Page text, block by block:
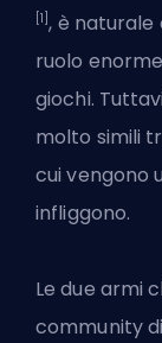
[1] , è naturale
ruolo
giochi.
molto simili
cui vengono
infliggono.
Le due armi
community di